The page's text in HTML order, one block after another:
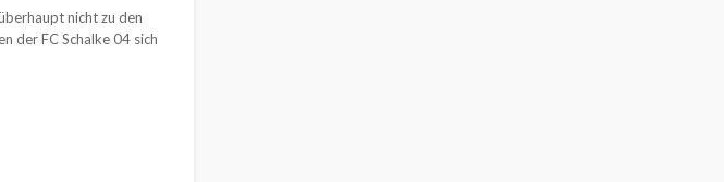
nicht zu den
der FC Schalke 04 sich